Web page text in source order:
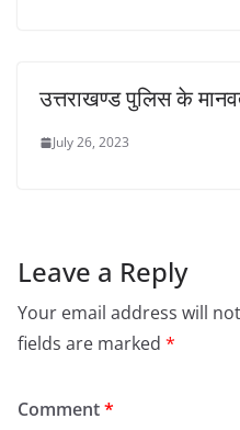
उत्तराखण्ड पुलिस के
July 26, 2023
Leave a Reply
Your email address will
fields are marked *
Comment*